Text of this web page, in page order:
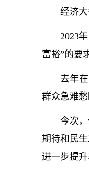
经济
2023
富裕”的要
去年
群众急难愁
今次
期待和民
进一步提